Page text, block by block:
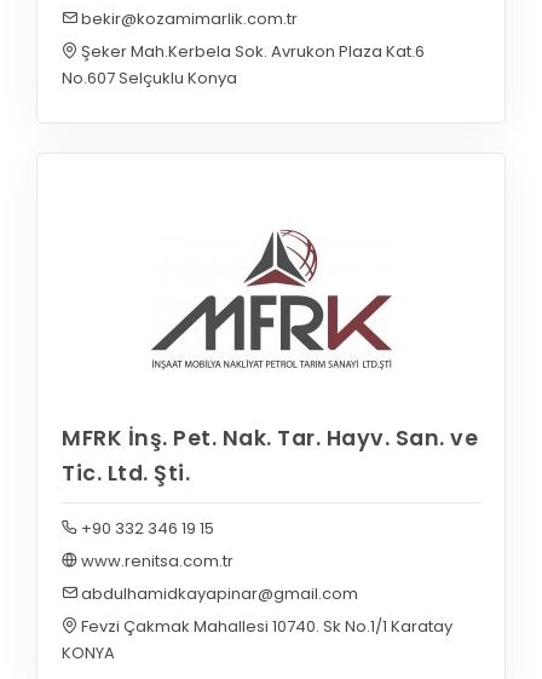
bekir@kozamimarlik.com.tr
Şeker Mah.Kerbela Sok. Avrukon Plaza Kat.6
No.607 Selçuklu Konya
MFRK İnş. Pet. Nak. Tar. Hayv. San. ve
Tic. Ltd. Şti.
+90 332 346 19 15
www.renitsa.com.tr
abdulhamidkayapinar@gmail.com
Fevzi Çakmak Mahallesi 10740. Sk No.1/1 Karatay
KONYA